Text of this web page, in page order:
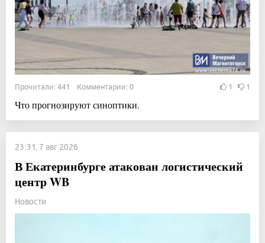
Прочитали: 441 Комментарии: 0 1 1
Что прогнозируют синоптики.
23:31, 7 авг 2026
В Екатеринбурге атакован логистический
центр WB
Новости